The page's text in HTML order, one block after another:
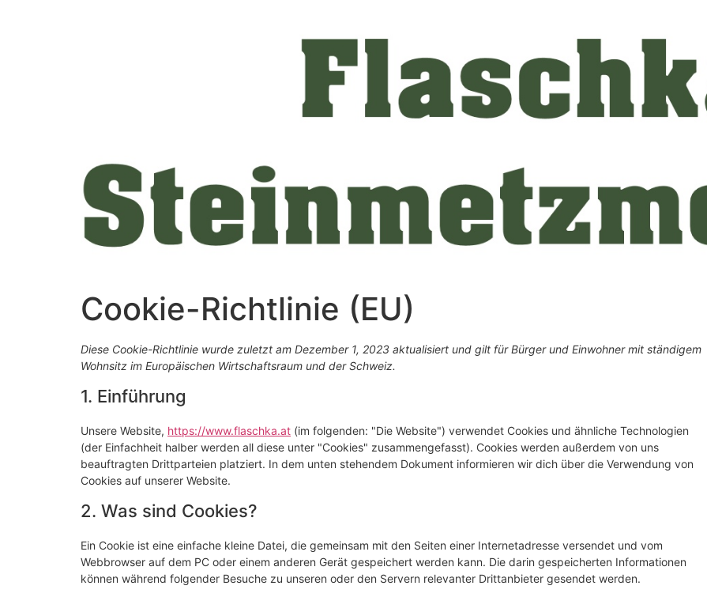
Cookie-Richtlinie (EU)
Diese Cookie-Richtlinie wurde zuletzt am Dezember 1, 2023 aktualisiert und gilt für Bürger und Einwohner mit ständigem
Wohnsitz im Europäischen Wirtschaftsraum und der Schweiz.
1. Einführung
Unsere Website, https://www.flaschka.at (im folgenden: "Die Website") verwendet Cookies und ähnliche Technologien
(der Einfachheit halber werden all diese unter "Cookies" zusammengefasst). Cookies werden außerdem von uns
beauftragten Drittparteien platziert. In dem unten stehendem Dokument informieren wir dich über die Verwendung von
Cookies auf unserer Website.
2. Was sind Cookies?
Ein Cookie ist eine einfache kleine Datei, die gemeinsam mit den Seiten einer Internetadresse versendet und vom
Webbrowser auf dem PC oder einem anderen Gerät gespeichert werden kann. Die darin gespeicherten Informationen
können während folgender Besuche zu unseren oder den Servern relevanter Drittanbieter gesendet werden.